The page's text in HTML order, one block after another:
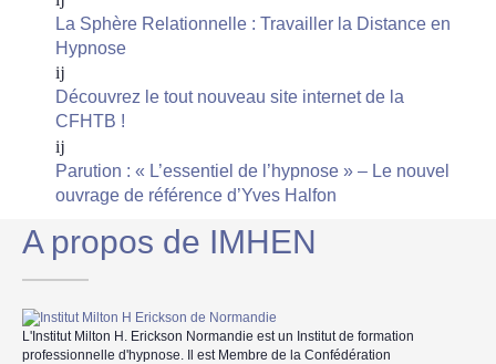
La Sphère Relationnelle : Travailler la Distance en
Hypnose
Découvrez le tout nouveau site internet de la
CFHTB !
Parution : « L’essentiel de l’hypnose » – Le nouvel
ouvrage de référence d’Yves Halfon
A propos de IMHEN
L'Institut Milton H. Erickson Normandie est un Institut de formation
professionnelle d'hypnose. Il est Membre de la Confédération